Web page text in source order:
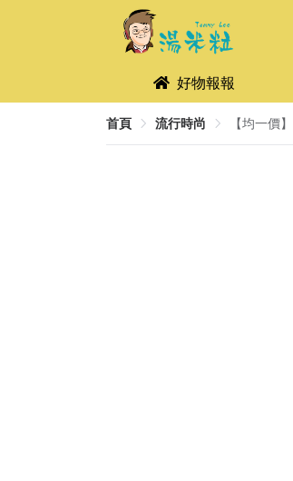
好物報報
首頁 流行時尚 【均一價